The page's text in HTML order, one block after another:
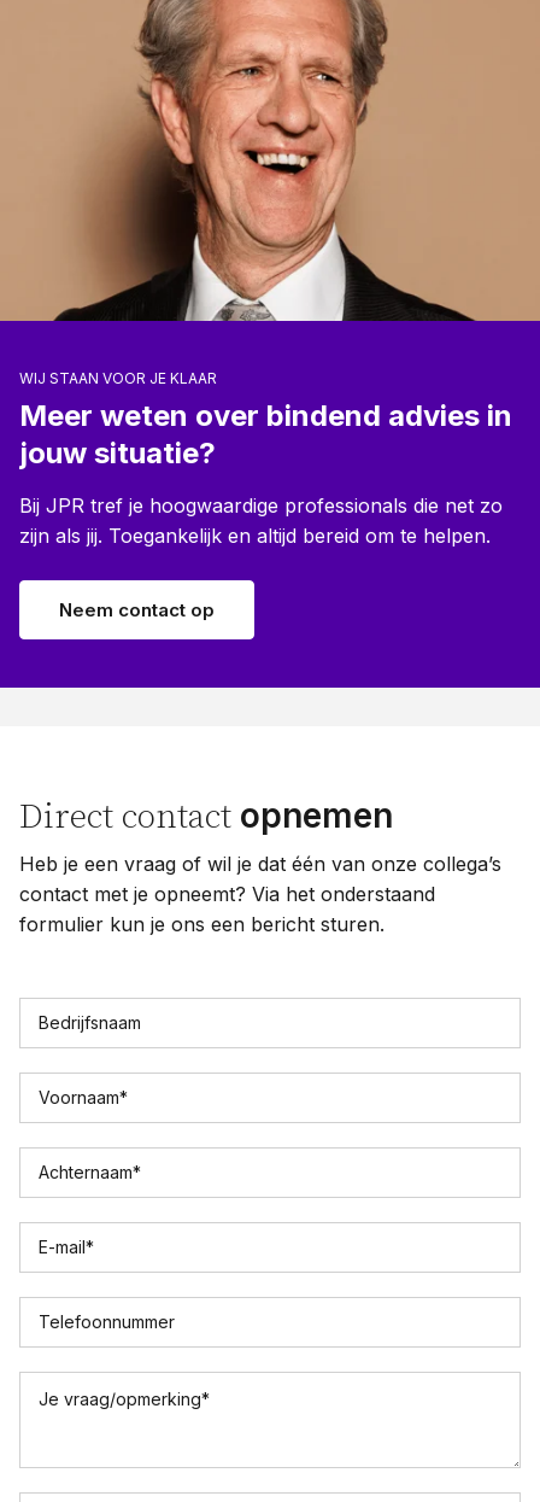
WIJ STAAN VOOR JE KLAAR
Meer weten over bindend advies in
jouw situatie?
Bij JPR tref je hoogwaardige professionals die net zo
zijn als jij. Toegankelijk en altijd bereid om te helpen.
Neem contact op
Direct contact opnemen
Heb je een vraag of wil je dat één van onze collega’s
contact met je opneemt? Via het onderstaand
formulier kun je ons een bericht sturen.
Bedrijfsnaam
Voornaam*
Achternaam*
E-mail*
Telefoonnummer
Je vraag/opmerking*